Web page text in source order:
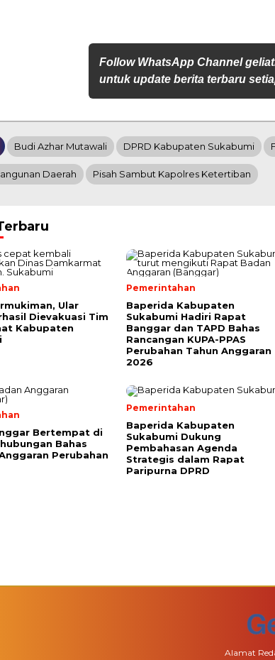
Follow WhatsApp Channel
untuk update berita terbaru
Budi Azhar Mutawali DPRD Kabupaten Sukabumi
Daerah Pisah Sambut Kapolres Ketertiban
Ular
Dievakuasi Tim
Kabupaten
Pemerintahan
Baperida Kabupaten
Sukabumi Hadiri Rapat
Banggar dan TAPD Bahas
Rancangan KUPA-PPAS
Perubahan Tahun Anggaran
2026
Bertempat di
Bahas
Perubahan
Pemerintahan
Baperida Kabupaten
Sukabumi Dukung
Pembahasan Agenda
Strategis dalam Rapat
Paripurna DPRD
Alamat